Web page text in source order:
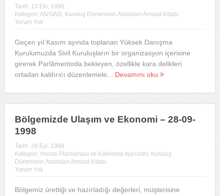
Tarih: 13 Eki, 1998
Kategori: ANSİAD, Kuruluş Döneminin Ardından Ansiad Kitabı
Yorum Yok
Geçen yıl Kasım ayında toplanan Yüksek Danışma
Kurulumuzda Sivil Kuruluşların bir organizasyon içerisine
girerek Parlâmentoda bekleyen, özellikle kara delikleri
ortadan kaldırıcı düzenlemele... Devamını oku
Bölgemizde Ulaşım ve Ekonomi – 28-09-
1998
Tarih: 28 Eyl, 1998
Kategori: Havza Planlaması ve Kalkınma Ajansları, Kuruluş
Döneminin Ardından Ansiad Kitabı
Yorum Yok
Bölgemiz ürettiği ve hazırladığı değerleri, müşterisine